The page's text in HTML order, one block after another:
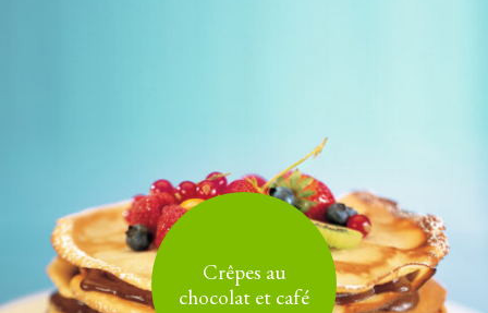
Crêpes au
chocolat et café